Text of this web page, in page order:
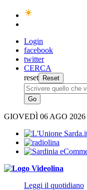
Login
facebook
twitter
CERCA
reset
GIOVEDÌ 06 AGO 2026
Leggi il quotidiano